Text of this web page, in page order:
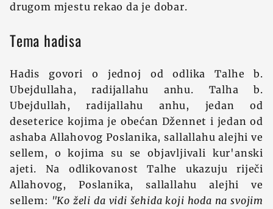
drugom mjestu rekao da je dobar.
Tema hadisa
Hadis govori o jednoj od odlika Talhe b.
Ubejdullaha, radijallahu anhu. Talha b.
Ubejdullah, radijallahu anhu, jedan od
deseterice kojima je obećan Džennet i jedan od
ashaba Allahovog Poslanika, sallallahu alejhi ve
sellem, o kojima su se objavljivali kur'anski
ajeti. Na odlikovanost Talhe ukazuju riječi
Allahovog, Poslanika, sallallahu alejhi ve
sellem: "Ko želi da vidi šehida koji hoda na svojim